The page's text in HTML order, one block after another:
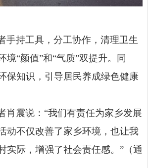
手持工具，分工协作，清理卫生
境“颜值”和“气质”双提升。同
保知识，引导居民养成绿色健康
肖震说：“我们有责任为家乡发展
动不仅改善了家乡环境，也让我
实际，增强了社会责任感。”（通